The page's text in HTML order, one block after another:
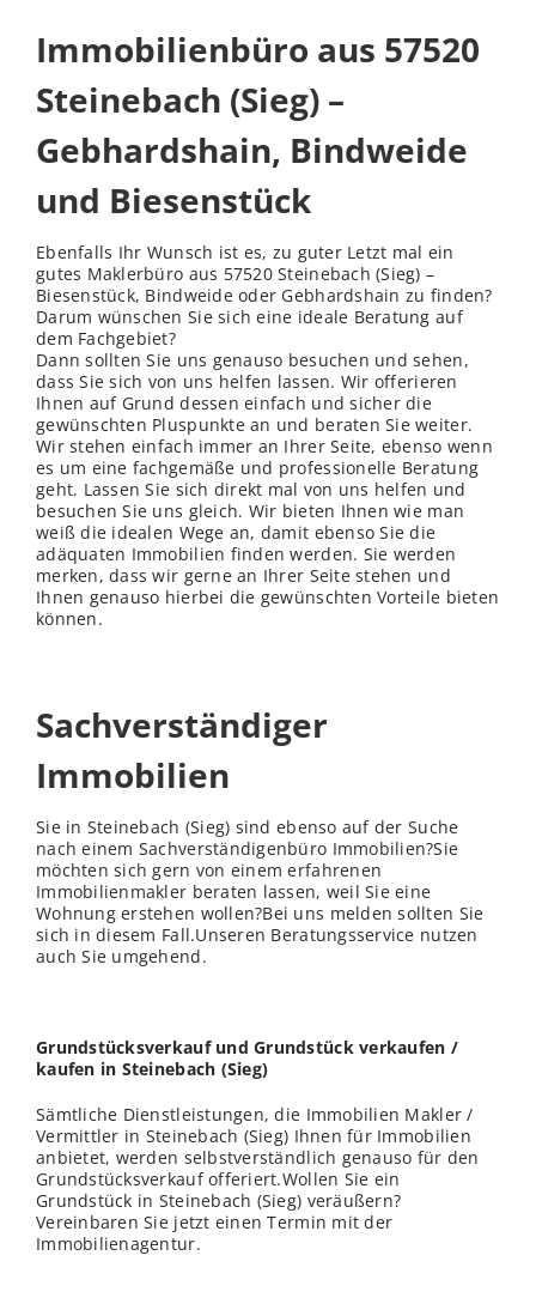
Immobilienbüro aus 57520
Steinebach (Sieg) –
Gebhardshain, Bindweide
und Biesenstück
Ebenfalls Ihr Wunsch ist es, zu guter Letzt mal ein
gutes Maklerbüro aus 57520 Steinebach (Sieg) –
Biesenstück, Bindweide oder Gebhardshain zu finden?
Darum wünschen Sie sich eine ideale Beratung auf
dem Fachgebiet?
Dann sollten Sie uns genauso besuchen und sehen,
dass Sie sich von uns helfen lassen. Wir offerieren
Ihnen auf Grund dessen einfach und sicher die
gewünschten Pluspunkte an und beraten Sie weiter.
Wir stehen einfach immer an Ihrer Seite, ebenso wenn
es um eine fachgemäße und professionelle Beratung
geht. Lassen Sie sich direkt mal von uns helfen und
besuchen Sie uns gleich. Wir bieten Ihnen wie man
weiß die idealen Wege an, damit ebenso Sie die
adäquaten Immobilien finden werden. Sie werden
merken, dass wir gerne an Ihrer Seite stehen und
Ihnen genauso hierbei die gewünschten Vorteile bieten
können.
Sachverständiger
Immobilien
Sie in Steinebach (Sieg) sind ebenso auf der Suche
nach einem Sachverständigenbüro Immobilien?Sie
möchten sich gern von einem erfahrenen
Immobilienmakler beraten lassen, weil Sie eine
Wohnung erstehen wollen?Bei uns melden sollten Sie
sich in diesem Fall.Unseren Beratungsservice nutzen
auch Sie umgehend.
Grundstücksverkauf und Grundstück verkaufen /
kaufen in Steinebach (Sieg)
Sämtliche Dienstleistungen, die Immobilien Makler /
Vermittler in Steinebach (Sieg) Ihnen für Immobilien
anbietet, werden selbstverständlich genauso für den
Grundstücksverkauf offeriert.Wollen Sie ein
Grundstück in Steinebach (Sieg) veräußern?
Vereinbaren Sie jetzt einen Termin mit der
Immobilienagentur.